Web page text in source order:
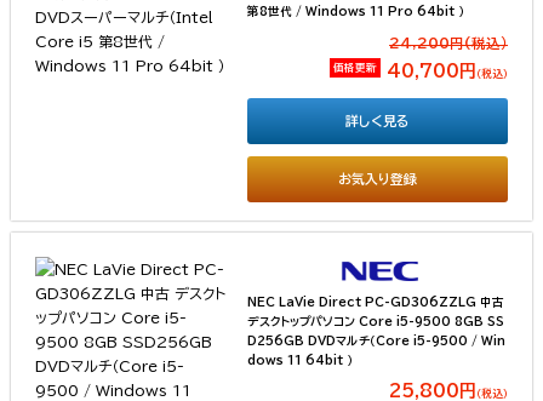
第8世代 / Windows 11 Pro 64bit ）
24,200円(税込）
価格更新 40,700円 （税込）
お気入り登録
詳しく見る
NEC LaVie Direct PC-GD306ZZLG 中古
デスクトップパソコン Core i5-9500 8GB SS
D256GB DVDマルチ（Core i5-9500 / Win
dows 11 64bit ）
25,800円 （税込）